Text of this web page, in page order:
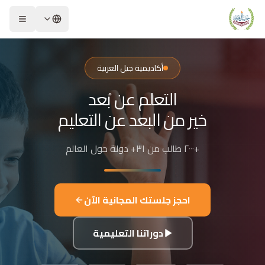
أكاديمية جيل العربية – Jeel Alarabiya Academy
أكاديمية جيل العربية هي منصة تعليمية عبر الإنترنت تأسست عام 2023، متخصصة في تعليم اللغة العربية وتجويد القرآن الكريم والتربية الإسلامية والعلوم للأطفال والبالغين من مختلف أنحاء العالم.
ما الذي تقدمه الأكاديمية؟
تعليم اللغة العربية للناطقين بها وغير الناطقين بها
تجويد وحفظ القرآن الكريم مع إجازات معتمدة
الدراسات الإسلامية والتربية الدينية
اللغة الإنجليزية والفرنسية
البرمجة وعلم الفلك والفنون
تفاصيل الدراسة
الفئات العمرية المستهدفة: من 4 سنوات حتى البالغين
شكل التعليم: مجموعات صغيرة 3-5 طلاب، أو حصص فردية
اللغات المستخدمة في التدريس: العربية، التركية، الإنجليزية، الفرنسية
الشريحة 2 من 4: التعلم عن بُعد خير من البعد عن التعليم
أكاديمية جيل العربية
التعلم عن بُعد
خير من البعد عن التعليم
+٢٠٠٠ طالب من ٣١+ دولة حول العالم
احجز جلستك المجانية الآن
دوراتنا التعليمية